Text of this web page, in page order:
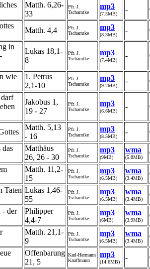
Matth. 6,26-
33
Pfr. J.
Tscharntke
mp3
(7.5MB)
-
Matth. 4,4
Pfr. J.
Tscharntke
mp3
(8.3MB)
-
in
Lukas 18,1-
8
Pfr. J.
Tscharntke
mp3
(7.4MB)
-
wie
1. Petrus
2,1-10
Pfr. J.
Tscharntke
mp3
(9.2MB)
-
Jakobus 1,
19 - 27
Pfr. J.
Tscharntke
mp3
(6.6MB)
-
Matth. 5,13
- 16
Pfr. J.
Tscharntke
mp3
(8.5MB)
-
das
Matthäus
26, 26 - 30
Pfr. J.
Tscharntke
mp3
(9MB)
wma
(5.8MB)
Matth. 11,2-
15
Pfr. J.
Tscharntke
mp3
(6.5MB)
wma
(3.4MB)
Taten Lukas 1,46-
55
Pfr. J.
Tscharntke
mp3
(6.5MB)
wma
(3.4MB)
- der
Philipper
4,4-7
Pfr. J.
Tscharntke
mp3
(6MB)
wma
(3.9MB)
Matth. 21,1-
9
Pfr. J.
Tscharntke
mp3
(6.5MB)
wma
(3.4MB)
Offenbarung
21, 5
Karl-Hermann
Kauffmann
mp3
(14.6MB)
-